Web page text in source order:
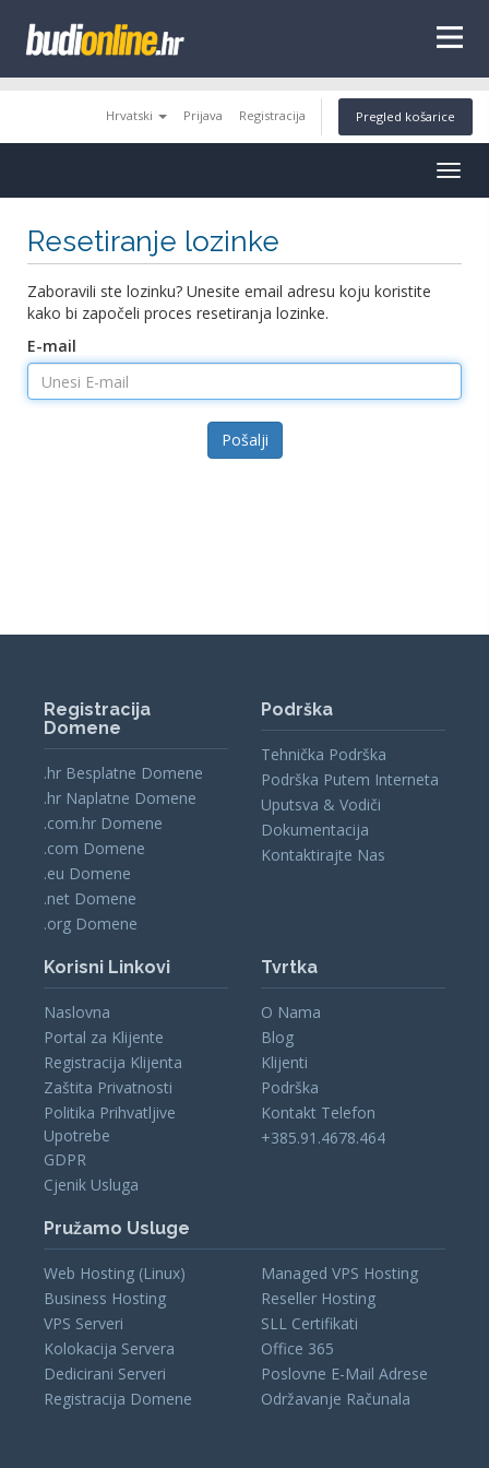
Hrvatski Prijava Registracija Pregled košarice
Resetiranje lozinke
Zaboravili ste lozinku? Unesite email adresu koju koristite
kako bi započeli proces resetiranja lozinke.
E-mail
Pošalji
Pružamo Usluge
Web Hosting (Linux)
Business Hosting
VPS Serveri
Kolokacija Servera
Dedicirani Serveri
Registracija Domene
Managed VPS Hosting
Reseller Hosting
SLL Certifikati
Office 365
Poslovne E-Mail Adrese
Održavanje Računala
Registracija
Domene
.hr Besplatne Domene
.hr Naplatne Domene
.com.hr Domene
.com Domene
.eu Domene
.net Domene
.org Domene
Podrška
Tehnička Podrška
Podrška Putem Interneta
Uputsva & Vodiči
Dokumentacija
Kontaktirajte Nas
Korisni Linkovi
Naslovna
Portal za Klijente
Registracija Klijenta
Zaštita Privatnosti
Politika Prihvatljive
Upotrebe
GDPR
Cjenik Usluga
Tvrtka
O Nama
Blog
Klijenti
Podrška
Kontakt Telefon
+385.91.4678.464